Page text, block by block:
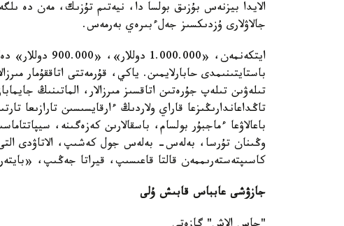
الايدا بيزنەس بۇزىق بولسا دا، نيەتىم تۇزىك، مەن دە
جالاۋلارى ۇزدىكسىز جەلءبىرەي بەرمەس.
باستايتىنىمدى حابارلايمىن. ياكي، قۇرمەتتى اتاققۇمار
تىلەۋىن تىلەپ جۇرەتىن اتاقسىز مىرزالار، الماتىنىڭ
باعالاۋعا ءماجبۇر بولسام، باسقالارىن كەزەگىنە،
وڭىنان تۇرسا، بەلەس- بەلەس جول كەشىپ، الاتاۋدى
كاسىپتەستەرىممەن قالتا قاعىسىپ، قيراتا جەڭىپ،
جازۋشى عابباس قابىش ۇلى